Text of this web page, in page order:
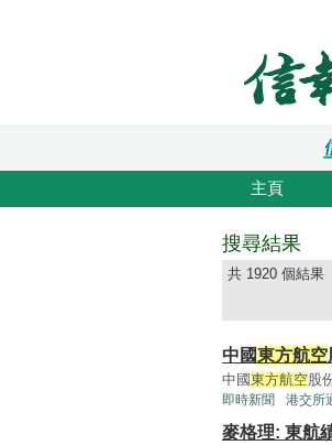
主頁
搜尋結果
共 1920 個結果
中國東方航空
中國東方航空股
即時新聞 港交所
麥格理: 東航